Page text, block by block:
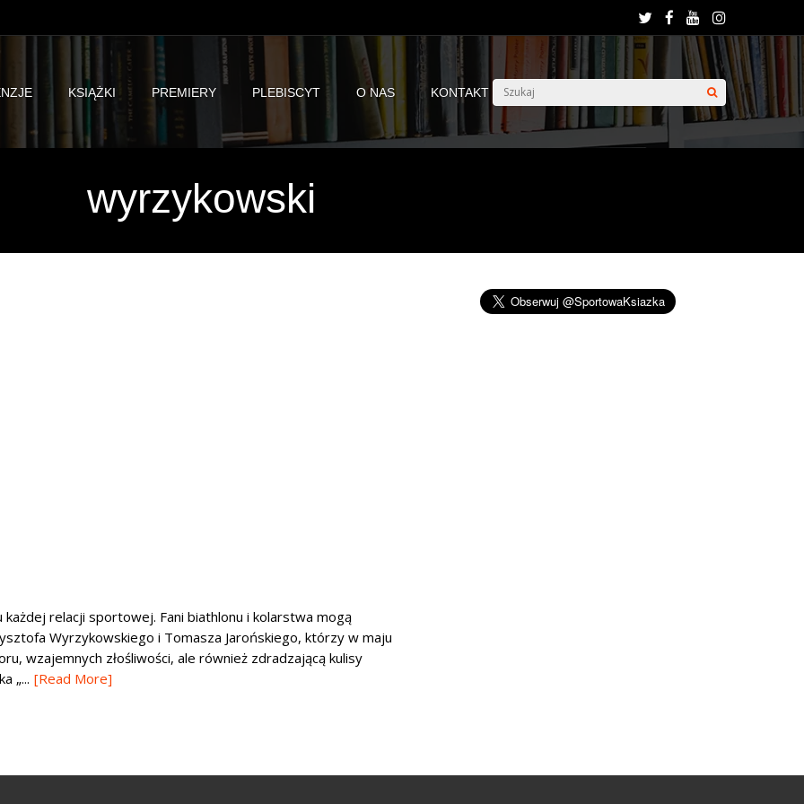
KSIĄŻKI PREMIERY PLEBISCYT O NAS KONTAKT
wyrzykowski
relacji sportowej. Fani biathlonu i kolarstwa mogą
Wyrzykowskiego i Tomasza Jarońskiego, którzy w maju
wzajemnych złośliwości, ale również zdradzającą kulisy
„... [Read More]